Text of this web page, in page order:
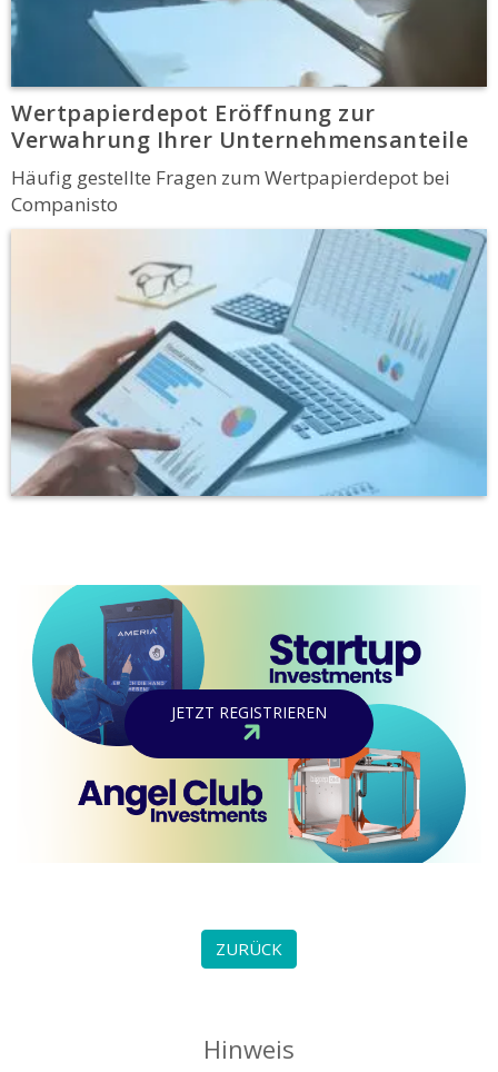
Wertpapierdepot Eröffnung zur
Verwahrung Ihrer Unternehmensanteile
Häufig gestellte Fragen zum Wertpapierdepot bei
Companisto
JETZT REGISTRIEREN
ZURÜCK
Hinweis